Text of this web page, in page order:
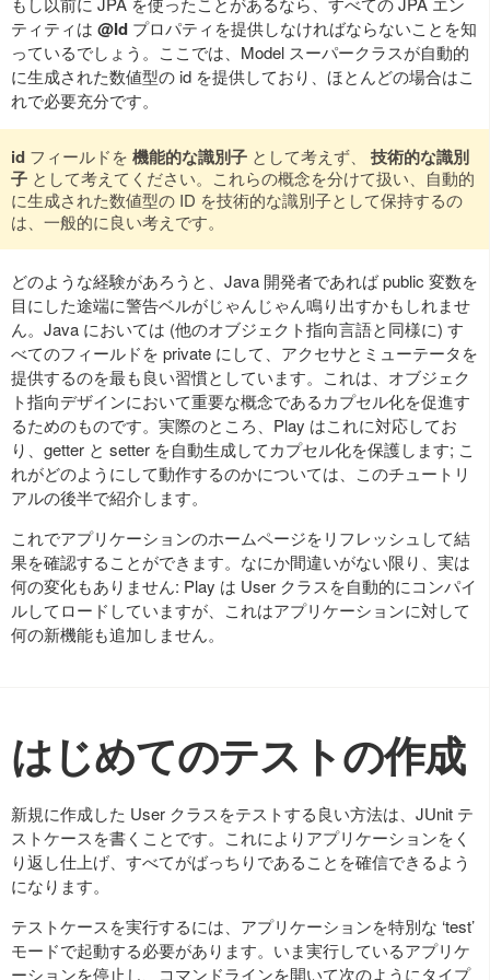
ティティは @Id プロパティを提供しなければならないことを知
っているでしょう。ここでは、Model スーパークラスが自動的
に生成された数値型の id を提供しており、ほとんどの場合はこ
れで必要充分です。
id フィールドを 機能的な識別子 として考えず、 技術的な識別
子 として考えてください。これらの概念を分けて扱い、自動的
に生成された数値型の ID を技術的な識別子として保持するの
は、一般的に良い考えです。
どのような経験があろうと、Java 開発者であれば public 変数を
目にした途端に警告ベルがじゃんじゃん鳴り出すかもしれませ
ん。Java においては (他のオブジェクト指向言語と同様に) す
べてのフィールドを private にして、アクセサとミューテータを
提供するのを最も良い習慣としています。これは、オブジェク
ト指向デザインにおいて重要な概念であるカプセル化を促進す
るためのものです。実際のところ、Play はこれに対応してお
り、getter と setter を自動生成してカプセル化を保護します; こ
れがどのようにして動作するのかについては、このチュートリ
アルの後半で紹介します。
これでアプリケーションのホームページをリフレッシュして結
果を確認することができます。なにか間違いがない限り、実は
何の変化もありません: Play は User クラスを自動的にコンパイ
ルしてロードしていますが、これはアプリケーションに対して
何の新機能も追加しません。
はじめてのテストの作成
新規に作成した User クラスをテストする良い方法は、JUnit テ
ストケースを書くことです。これによりアプリケーションをく
り返し仕上げ、すべてがばっちりであることを確信できるよう
になります。
テストケースを実行するには、アプリケーションを特別な ‘test’
モードで起動する必要があります。いま実行しているアプリケ
ーションを停止し、コマンドラインを開いて次のようにタイプ